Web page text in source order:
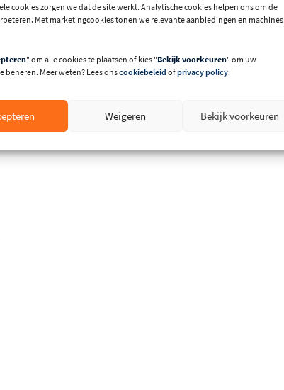
cookies zorgen we dat de site werkt. Analytische cookies helpen ons om de
Met marketingcookies tonen we relevante aanbiedingen en
" om alle cookies te plaatsen of kies "Bekijk voorkeuren" om uw
beheren. Meer weten? Lees onscookiebeleid ofprivacy policy.
Weigeren Bekijk voorkeuren